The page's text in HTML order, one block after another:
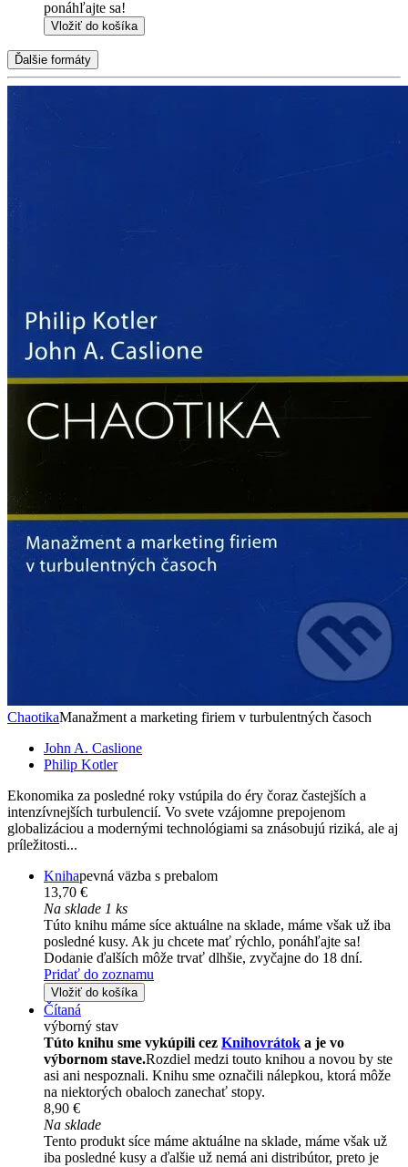
ponáhľajte sa!
Vložiť do košíka
Ďalšie formáty
ChaotikaManažment a marketing firiem v turbulentných časoch
John A. Caslione
Philip Kotler
Ekonomika za posledné roky vstúpila do éry čoraz častejších a
intenzívnejších turbulencií. Vo svete vzájomne prepojenom
globalizáciou a modernými technológiami sa znásobujú riziká, ale aj
príležitosti...
Knihapevná väzba s prebalom
13,70 €
Na sklade 1 ks
Túto knihu máme síce aktuálne na sklade, máme však už iba
posledné kusy. Ak ju chcete mať rýchlo, ponáhľajte sa!
Dodanie ďalších môže trvať dlhšie, zvyčajne do 18 dní.
Pridať do zoznamu
Vložiť do košíka
Čítaná
výborný stav
Túto knihu sme vykúpili cez Knihovrátok a je vo
výbornom stave.Rozdiel medzi touto knihou a novou by ste
asi ani nespoznali. Knihu sme označili nálepkou, ktorá môže
na niektorých obaloch zanechať stopy.
8,90 €
Na sklade
Tento produkt síce máme aktuálne na sklade, máme však už
iba posledné kusy a ďalšie už nemá ani distribútor, preto je